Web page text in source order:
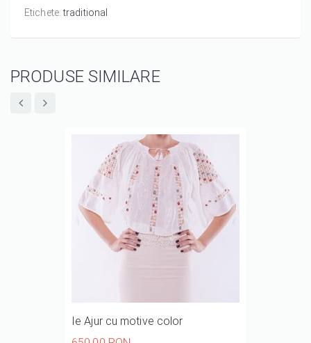
Etichete:traditional
PRODUSE SIMILARE
Ie Ajur cu motive color